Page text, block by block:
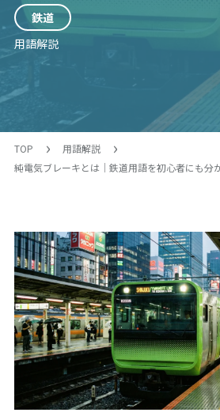
鉄道
用語解説
TOP
用語解説
純電気ブレーキとは｜鉄道用語を初心者にも分